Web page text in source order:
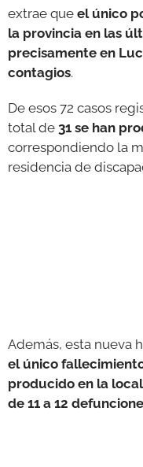
extrae que el único
la provincia en las
precisamente en
contagios.
De esos 72 casos
total de 31 se han
correspondiendo la
residencia de
Además, esta nueva
el único
producido en la
de 11 a 12